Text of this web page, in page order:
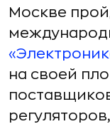
Москве
на своей